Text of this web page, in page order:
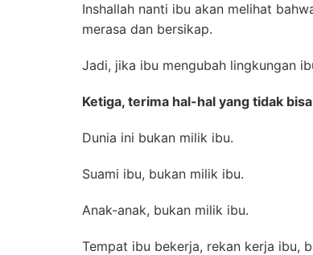
Inshallah nanti ibu akan melihat
merasa dan bersikap.
Jadi, jika ibu mengubah lingkungan
Ketiga, terima hal-hal yang tidak
Dunia ini bukan milik ibu.
Suami ibu, bukan milik ibu.
Anak-anak, bukan milik ibu.
Tempat ibu bekerja, rekan kerja ibu,